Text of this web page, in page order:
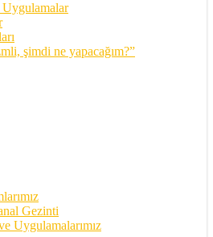
şimdi ne yapacağım?”
Gezinti
Uygulamalarımız